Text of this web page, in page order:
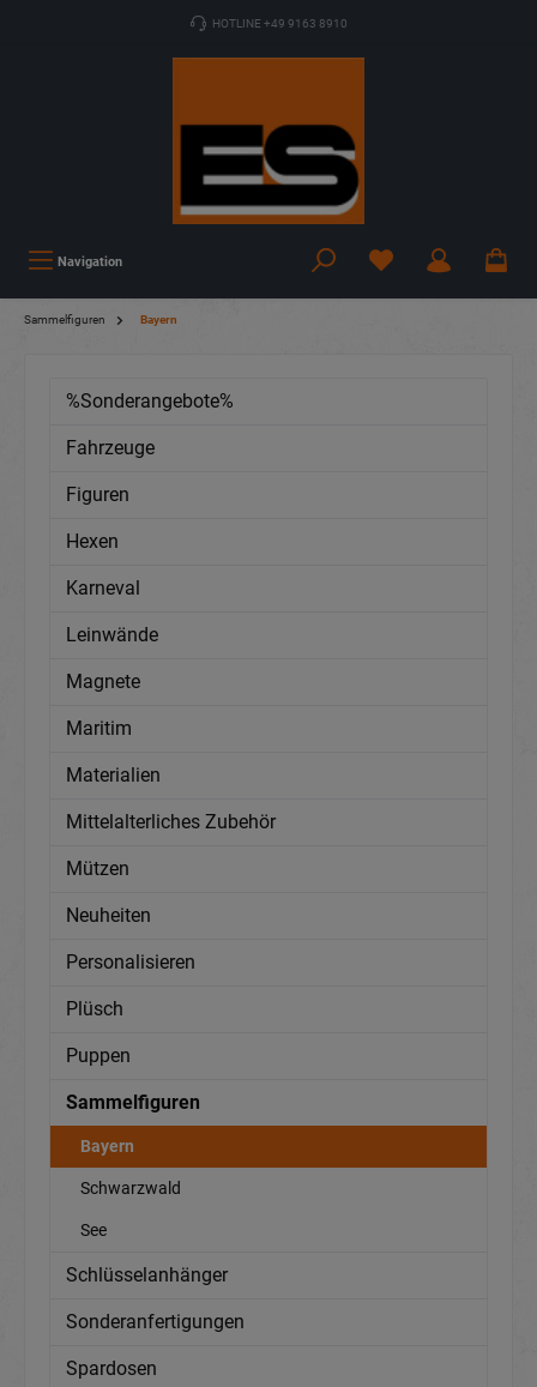
HOTLINE +49 9163 8910
Navigation
Sammelfiguren Bayern
%Sonderangebote%
Fahrzeuge
Figuren
Hexen
Karneval
Leinwände
Magnete
Maritim
Materialien
Mittelalterliches Zubehör
Mützen
Neuheiten
Personalisieren
Plüsch
Puppen
Sammelfiguren
Bayern
Schwarzwald
See
Schlüsselanhänger
Sonderanfertigungen
Spardosen